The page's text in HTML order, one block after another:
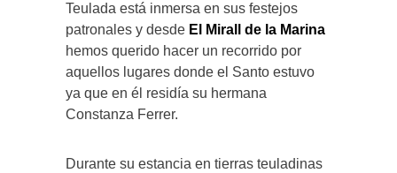
Teulada está inmersa en sus festejos
patronales y desde El Mirall de la Marina
hemos querido hacer un recorrido por
aquellos lugares donde el Santo estuvo
ya que en él residía su hermana
Constanza Ferrer.
Durante su estancia en tierras teuladinas